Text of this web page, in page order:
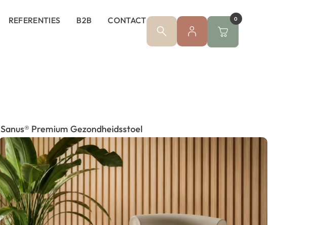
REFERENTIES B2B CONTACT 0
Sanus® Premium Gezondheidsstoel